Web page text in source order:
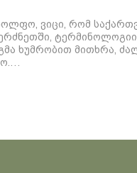
ვიცი, რომ
ხუმრობით მითხრა,